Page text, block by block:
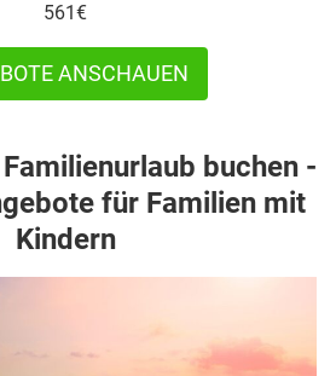
561€
ANSCHAUEN
buchen -
für Familien mit
Kindern